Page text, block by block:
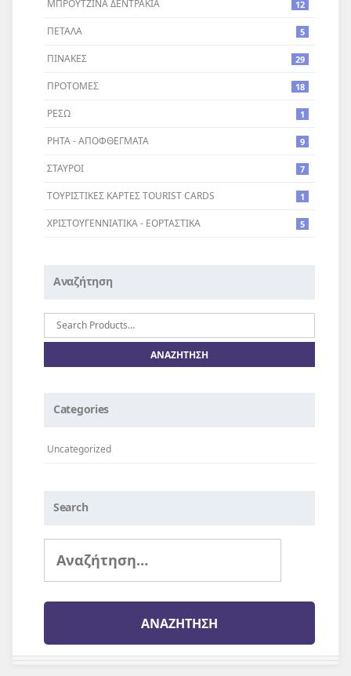
ΜΠΡΟΥΤΖΙΝΑ ΔΕΝΤΡΑΚΙΑ 12
ΠΕΤΑΛΑ 5
ΠΙΝΑΚΕΣ 29
ΠΡΟΤΟΜΕΣ 18
ΡΕΣΩ 1
ΡΗΤΑ - ΑΠΟΦΘΕΓΜΑΤΑ 9
ΣΤΑΥΡΟI 7
ΤΟΥΡΙΣΤΙΚΕΣ ΚΑΡΤΕΣ TOURIST CARDS 1
ΧΡΙΣΤΟΥΓΕΝΝΙΑΤΙΚΑ - ΕΟΡΤΑΣΤΙΚΑ 5
Αναζήτηση
Αναζήτηση
για:
Categories
Uncategorized
Search
Αναζήτηση
για: